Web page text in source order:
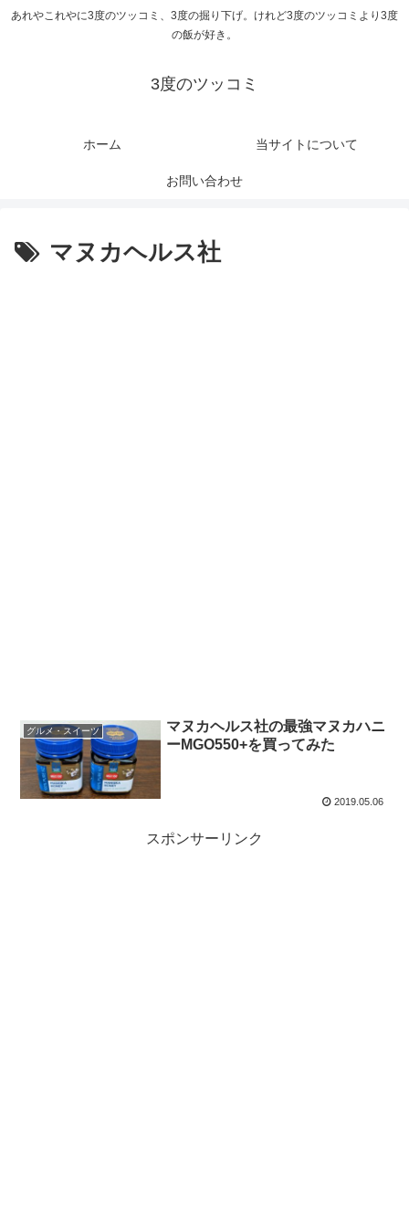
あれやこれやに3度のツッコミ、3度の掘り下げ。けれど3度のツッコミより3度
の飯が好き。
3度のツッコミ
ホーム 当サイトについて
お問い合わせ
マヌカヘルス社
グルメ・スイーツ
マヌカヘルス社の最強マヌカハニ
ーMGO550+を買ってみた
2019.05.06
スポンサーリンク